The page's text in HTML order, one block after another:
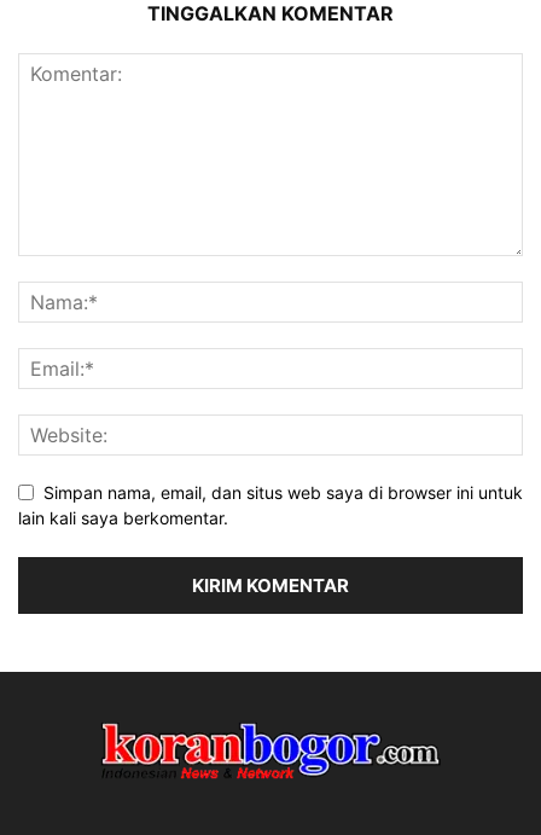
TINGGALKAN KOMENTAR
Simpan nama, email, dan situs web saya di browser ini untuk
lain kali saya berkomentar.